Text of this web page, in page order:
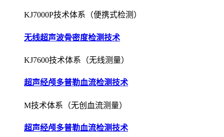
KJ7000P技术体系（便携式检测）
无线超声波骨密度检测技术
KJ7600技术体系（无线测量）
超声经颅多普勒血流检测技术
M技术体系（无创血流测量）
超声经颅多普勒血流检测技术